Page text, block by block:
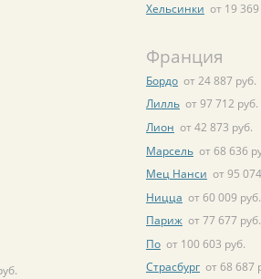
Хельсинки от 19
Франция
Бордо от 24 887 руб.
Лилль от 97 712 руб.
Лион от 42 873 руб.
Марсель от 68 636
Мец Нанси от 95
Ницца от 60 009 руб.
Париж от 77 677 руб.
По от 100 603 руб.
Страсбург от 68 687